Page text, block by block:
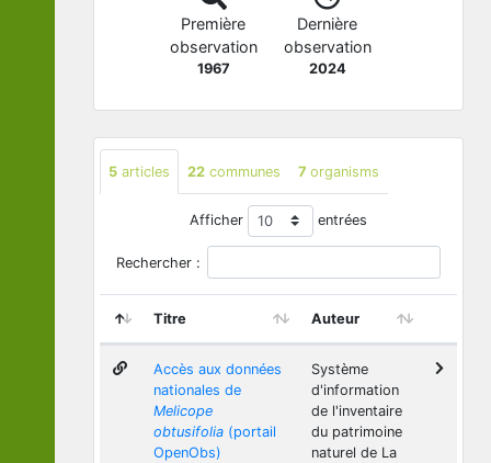
Première
observation
1967
Dernière
observation
2024
5 articles 22 communes 7 organisms
Afficher entrées
Rechercher :
Titre Auteur
Accès aux données
nationales de
Melicope
obtusifolia (portail
OpenObs)
Système
d'information
de l'inventaire
du patrimoine
naturel de La